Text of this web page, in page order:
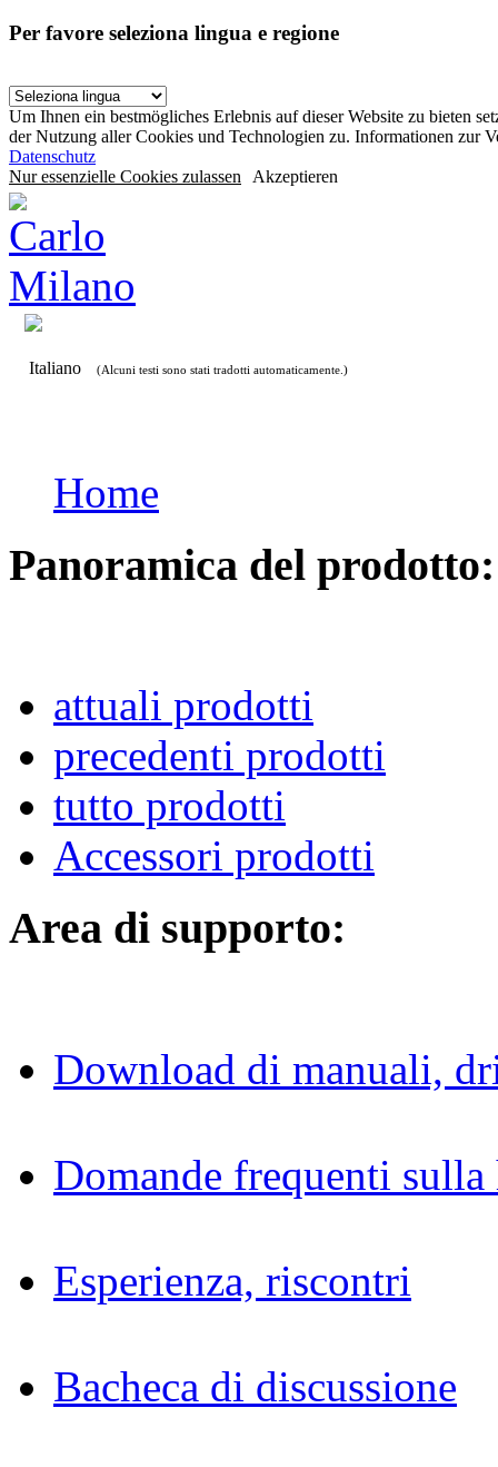
Per favore seleziona lingua e regione
Um Ihnen ein bestmögliches Erlebnis auf dieser Website zu bieten
der Nutzung aller Cookies und Technologien zu. Informationen zur
Datenschutz
Nur essenzielle Cookies zulassen Akzeptieren
Italiano (Alcuni testi sono stati tradotti automaticamente.)
Home
Panoramica del prodotto:
attuali prodotti
precedenti prodotti
tutto prodotti
Accessori prodotti
Area di supporto:
Download di manuali,
Domande frequenti
Esperienza, riscontri
Bacheca di discussione